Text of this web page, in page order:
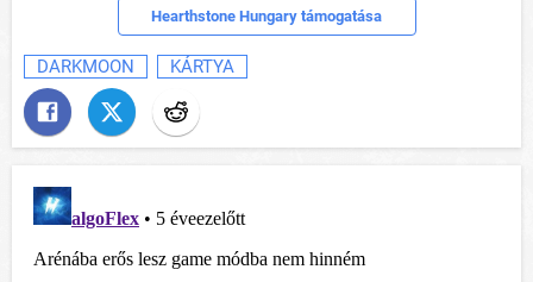
Hearthstone Hungary támogatása
DARKMOON KÁRTYA